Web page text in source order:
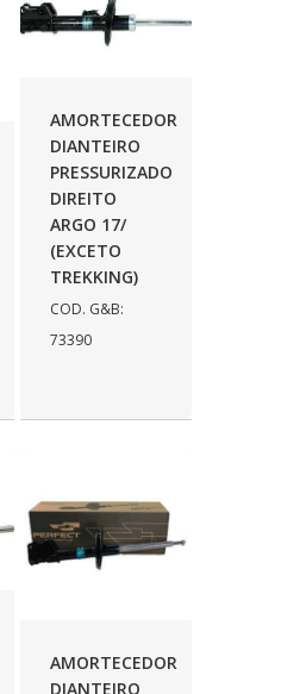
AMORTECEDOR
DIANTEIRO
PRESSURIZADO
DIREITO
ARGO 17/
(EXCETO
TREKKING)
COD. G&B:
73390
AMORTECEDOR
DIANTEIRO